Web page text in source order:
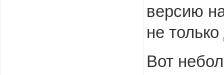
версию
не
Вот